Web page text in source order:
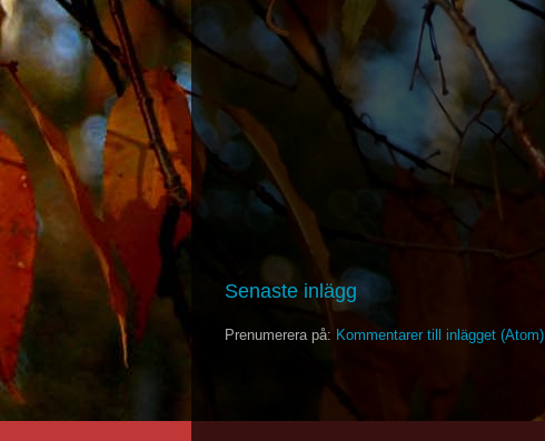
Senaste inlägg
Prenumerera på: Kommentarer till inlägget (Atom)